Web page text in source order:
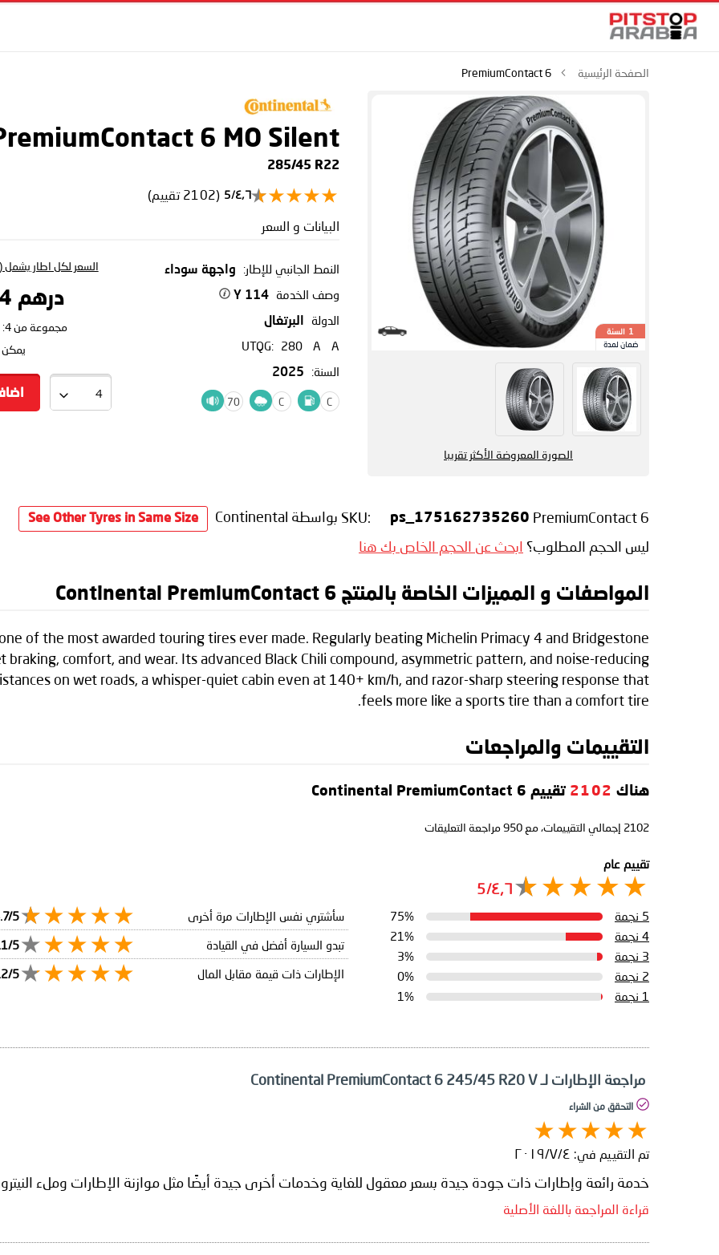
الصفحة الرئيسية PremiumContact 6
6 MO Silent
285/45 R22
٤٫٦/5 (2102 تقييم)
1 السنة
ضمان لمدة
الصورة المعروضة الأكثر تقريبا
البيانات و السعر
النمط الجانبي للإطار: واجهة سوداء
وصف الخدمة 114 Y
الدولة البرتغال
UTQG: 280 A
A
السنة:
2025
C
C
70
السعر لكل اطار يشمل
درهم 1,616.84
مجموعة من 4:
يمكن
SKU: ps_175162735260 PremiumContact 6 بواسطة Continental See Other Tyres in Same Size
ليس الحجم المطلوب؟ ابحث عن الحجم الخاص بك هنا
المواصفات و المميزات الخاصة بالمنتج Continental PremiumContact 6
of the most awarded touring tires ever made. Regularly beating Michelin Primacy 4 and Bridgestone
comfort, and wear. Its advanced Black Chili compound, asymmetric pattern, and noise-reducing
on wet roads, a whisper-quiet cabin even at 140+ km/h, and razor-sharp steering response that
feels more like a sports tire than a comfort tire.
التقييمات والمراجعات
هناك 2102 تقييم Continental PremiumContact 6
2102 إجمالي التقييمات، مع 950 مراجعة التعليقات
تقييم عام
٤٫٦/5
5 نجمة
75%
4 نجمة
21%
3 نجمة
3%
2 نجمة
0%
1 نجمة
1%
سأشتري نفس الإطارات مرة أخرى
5
تبدو السيارة أفضل في القيادة
5
الإطارات ذات قيمة مقابل المال
5
مراجعة الإطارات لـ Continental PremiumContact 6 245/45 R20 V
التحقق من الشراء
تم التقييم في: ٤‏/٧‏/٢٠١٩
خدمة رائعة وإطارات ذات جودة جيدة بسعر معقول للغاية وخدمات أخرى جيدة أيضًا مثل موازنة الإطارات وملء
قراءة المراجعة باللغة الأصلية